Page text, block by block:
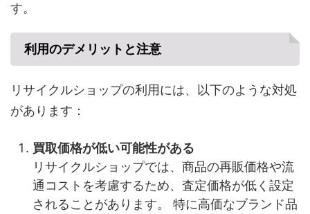
す。
利用のデメリットと注意
リサイクルショップの利用には、以下のような対処
があります：
買取価格が低い可能性がある
リサイクルショップでは、商品の再販価格や流
通コストを考慮するため、査定価格が低く設定
されることがあります。 特に高価なブランド品